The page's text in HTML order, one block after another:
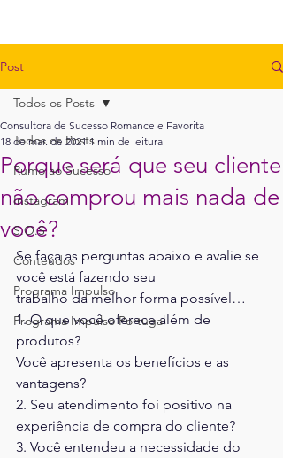
Post
Todos os Posts
Rumo ao Sucesso
Instagram
S.O.S
Conteúdos
Programa Impulso
Programa Impulso Portugal
Todos os Posts
Porque será que seu cliente
não comprou mais nada de
você?
Consultora de Sucesso Romance e Favorita
18 de mar. de 2021 1 min de leitura
Se faça as perguntas abaixo e avalie se
você está fazendo seu
trabalho da melhor forma possível…
1. O que você oferece além de
produtos?
Você apresenta os benefícios e as
vantagens?
2. Seu atendimento foi positivo na
experiência de compra do cliente?
3. Você entendeu a necessidade do